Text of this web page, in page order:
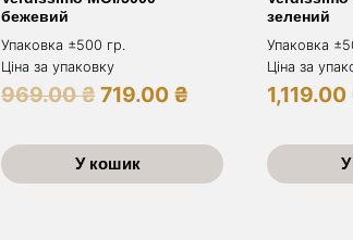
бежевий
Упаковка ±500 гр.
Ціна за упаковку
969.00₴Оригінальна
969.00 ₴.
719.00 ₴Поточна
719.00 ₴.
У кошик
зелений
Упаковка
Ціна за
1,119.00